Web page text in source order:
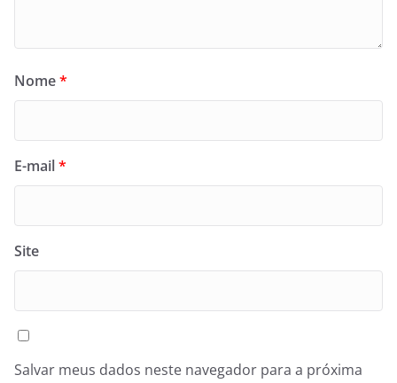
Nome*
E-mail*
Site
Salvar meus dados neste navegador para a próxima